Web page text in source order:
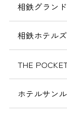
相鉄グラン
相鉄ホテル
THE
ホテルサン